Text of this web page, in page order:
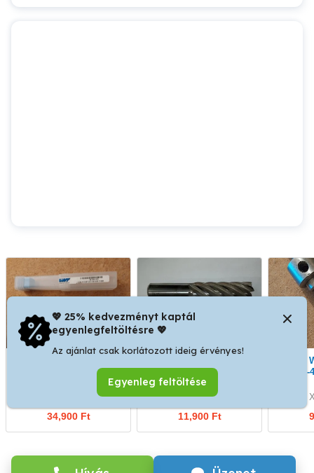
150mm hosszú Ti1000
XVII. kerület
34,900 Ft
maró D32 szárral.
XVII. kerület
11,900 Ft
max
💖 25% kedvezményt kaptál
egyenlegfeltöltésre 💖
Az ajánlat csak korlátozott ideig érvényes!
Egyenleg feltöltése